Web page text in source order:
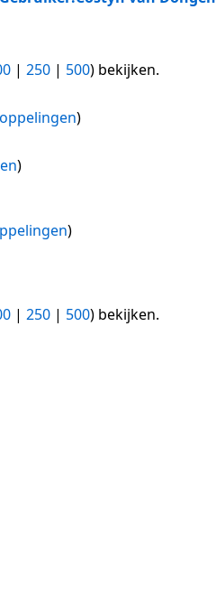
| 250 | 500) bekijken.
)
)
)
| 250 | 500) bekijken.